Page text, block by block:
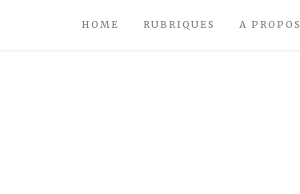
HOME RUBRIQUES A PROPOS